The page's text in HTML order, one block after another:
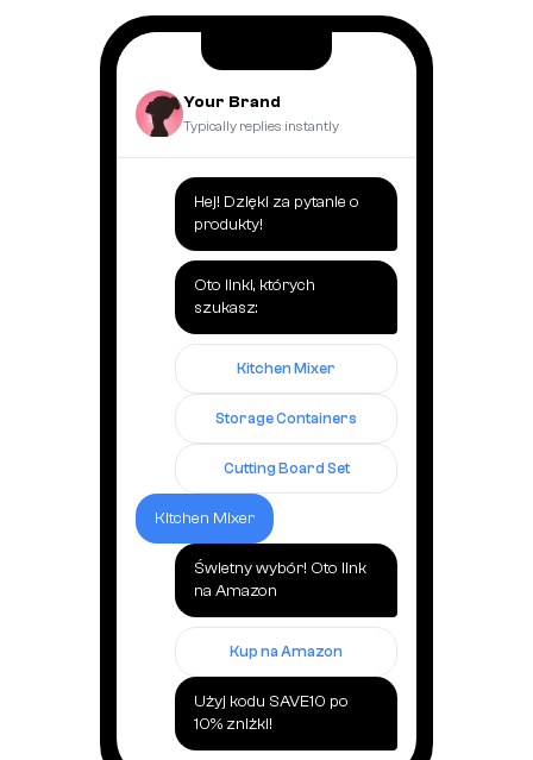
Your Brand
Typically replies instantly
Hej! Dzięki za pytanie o
produkty!
Oto linki, których
szukasz:
Kitchen Mixer
Storage Containers
Cutting Board Set
Kitchen Mixer
Świetny wybór! Oto link
na Amazon
Kup na Amazon
Użyj kodu SAVE10 po
10% zniżki!